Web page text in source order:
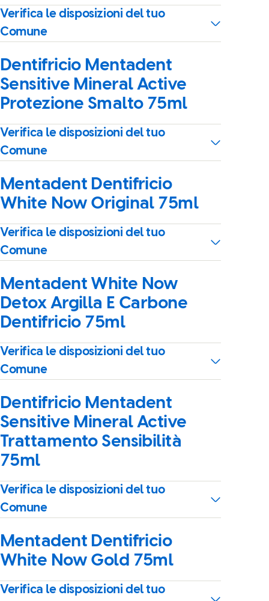
Verifica le disposizioni del tuo
Comune
Dentifricio Mentadent
Sensitive Mineral Active
Protezione Smalto 75ml
Verifica le disposizioni del tuo
Comune
Mentadent Dentifricio
White Now Original 75ml
Verifica le disposizioni del tuo
Comune
Mentadent White Now
Detox Argilla E Carbone
Dentifricio 75ml
Verifica le disposizioni del tuo
Comune
Dentifricio Mentadent
Sensitive Mineral Active
Trattamento Sensibilità
75ml
Verifica le disposizioni del tuo
Comune
Mentadent Dentifricio
White Now Gold 75ml
Verifica le disposizioni del tuo